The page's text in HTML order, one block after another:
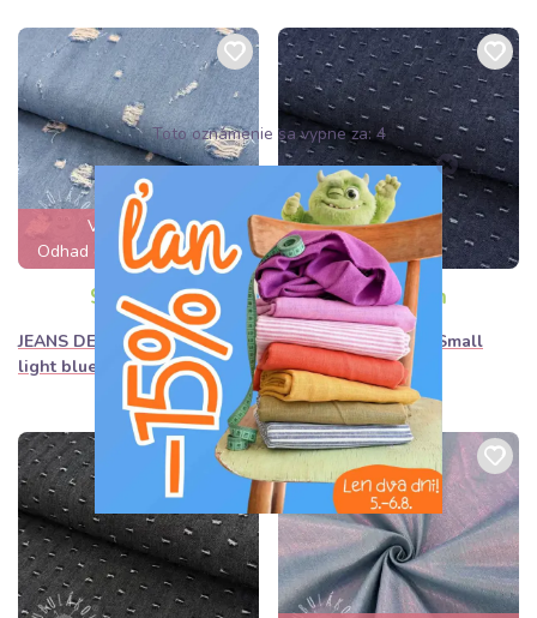
Veľmi žiadané
Odhad dopredania za 2 dni
9,90€ / m
JEANS DENIM 6 OZ Big Holes
light blue
9,90€ / m
JEANS DENIM 6 OZ Small
Holes dark blue
Toto oznámenie sa vypne za:3